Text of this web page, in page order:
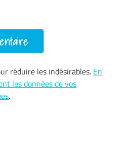
réduire les indésirables. En
les données de vos
.